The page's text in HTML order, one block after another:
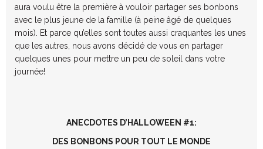
aura voulu être la première à vouloir partager ses bonbons
avec le plus jeune de la famille (à peine âgé de quelques
mois). Et parce qu’elles sont toutes aussi craquantes les unes
que les autres, nous avons décidé de vous en partager
quelques unes pour mettre un peu de soleil dans votre
journée!
ANECDOTES D’HALLOWEEN #1:
DES BONBONS POUR TOUT LE MONDE